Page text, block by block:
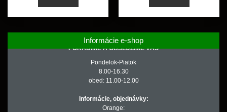
Informácie e-shop
PORADÍME A OBSLÚŽIME VÁS
Pondelok-Piatok
8.00-16.30
obed: 11.00-12.00
Informácie, objednávky:
Orange: